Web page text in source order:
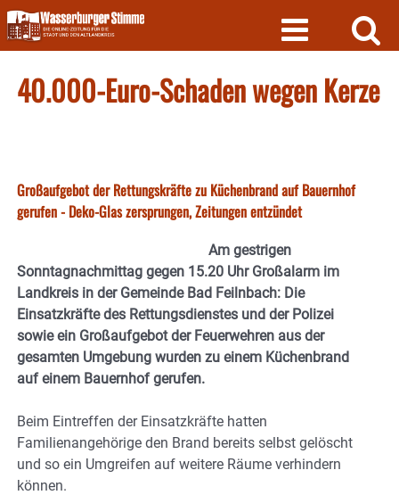
Skip
to
content
40.000-Euro-Schaden wegen Kerze
Großaufgebot der Rettungskräfte zu Küchenbrand auf Bauernhof
gerufen - Deko-Glas zersprungen, Zeitungen entzündet
Am gestrigen
Sonntagnachmittag gegen 15.20 Uhr Großalarm im
Landkreis in der Gemeinde Bad Feilnbach: Die
Einsatzkräfte des Rettungsdienstes und der Polizei
sowie ein Großaufgebot der Feuerwehren aus der
gesamten Umgebung wurden zu einem Küchenbrand
auf einem Bauernhof gerufen.
Beim Eintreffen der Einsatzkräfte hatten
Familienangehörige den Brand bereits selbst gelöscht
und so ein Umgreifen auf weitere Räume verhindern
können.